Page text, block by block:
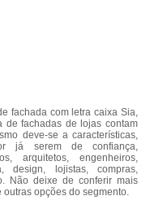
fachada com letra caixa Sia,
de fachadas de lojas contam
deve-se a características,
já serem de confiança,
arquitetos, engenheiros,
design, lojistas, compras,
Não deixe de conferir mais
opções do segmento.